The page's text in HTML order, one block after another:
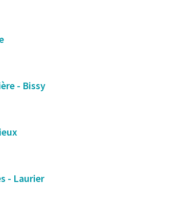
- Bissy
- Laurier